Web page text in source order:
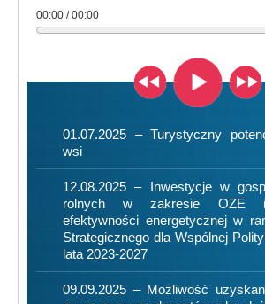
00:00 / 00:00
01.07.2025 – Turystyczny
wsi
12.08.2025 – Inwestycje w
rolnych w zakresie OZE i
efektywności energetycznej w
Strategicznego dla Wspólnej
lata 2023-2027
09.09.2025 – Możliwość